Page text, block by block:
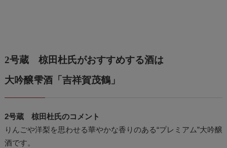
2号蔵 椋田杜氏がおすすめする酒は
大吟醸雫酒「吉祥賀茂鶴」
2号蔵 椋田杜氏のコメント
りんごや洋梨を思わせる華やかな香りのある“プレミアム”大吟醸
酒です。